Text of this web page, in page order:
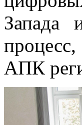
Запада
АПК